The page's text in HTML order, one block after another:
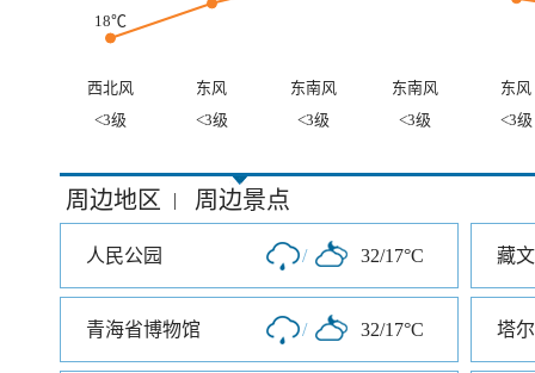
18℃
西北风 东风 东南风 东南风
东风
<3级
<3级 <3级 <3级 <3级
周边地区 | 周边景点
人民公园 / 32/17°C 藏
青海省博物馆 / 32/17°C 塔